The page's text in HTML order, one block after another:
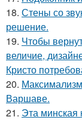
18. Стены со
решение.
19. Чтобы
величие,
Кристо
20.
Варшаве.
21. Эта минская